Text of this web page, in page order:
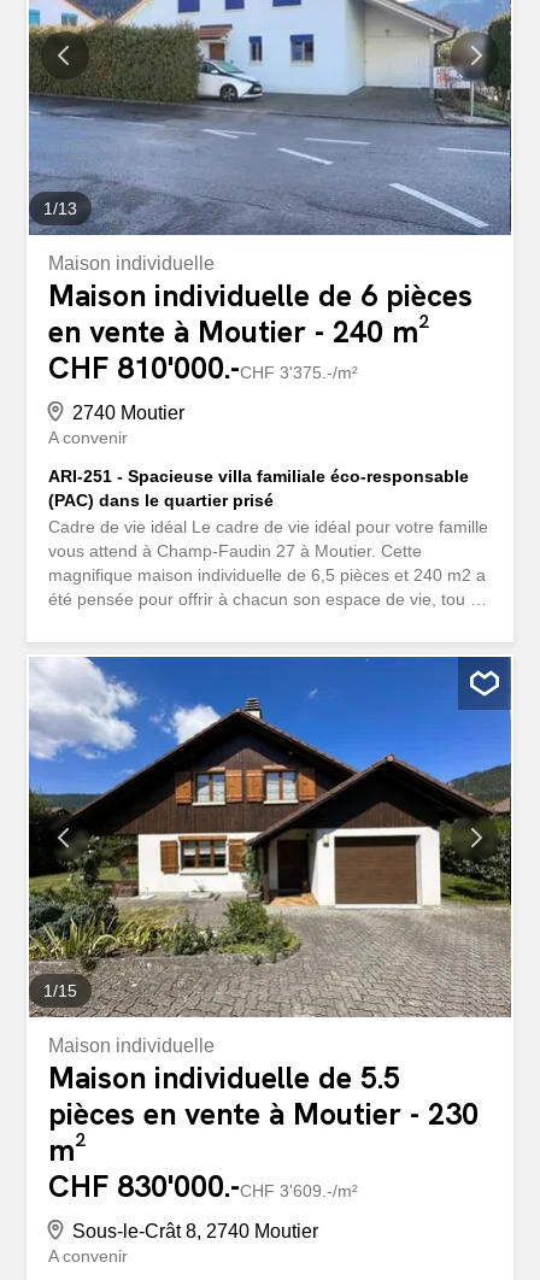
1/13
Maison individuelle
Maison individuelle de 6 pièces
en vente à Moutier - 240 m²
CHF 810'000.-CHF 3'375.-/m²
2740 Moutier
A convenir
ARI-251 - Spacieuse villa familiale éco-responsable
(PAC) dans le quartier prisé
Cadre de vie idéal Le cadre de vie idéal pour votre famille
vous attend à Champ-Faudin 27 à Moutier. Cette
magnifique maison individuelle de 6,5 pièces et 240 m2 a
été pensée pour offrir à chacun son espace de vie, tou en
et parfaitement entretenue, elle combine à merveille
volume, confort moderne et sécurité pour les enfants.
Pourquoi votre famille va l'adorer - De l'espace pour
grandir : Ses 240 m2 offrent de grands volumes et des
chambres spacieuses où chaque enfant pourra créer son
univers. - Une vie quotidienne fluide : Avec 2 salles d'eau
complètes, la course du matin devient un lointain souvenir
pour toute la tribu. - Sécurité et écologie : Le chauffage
par pompe à chaleur assure un confort thermique sain et
chaleureux tout en préservant votre budget familial. -
Détente en extérieur : Les terrasses couvertes
partiellement aménagées offrent un espace parfait pour
les barbecues en...
1/15
Maison individuelle
Maison individuelle de 5.5
pièces en vente à Moutier - 230
m²
CHF 830'000.-CHF 3'609.-/m²
Sous-le-Crât 8, 2740 Moutier
A convenir